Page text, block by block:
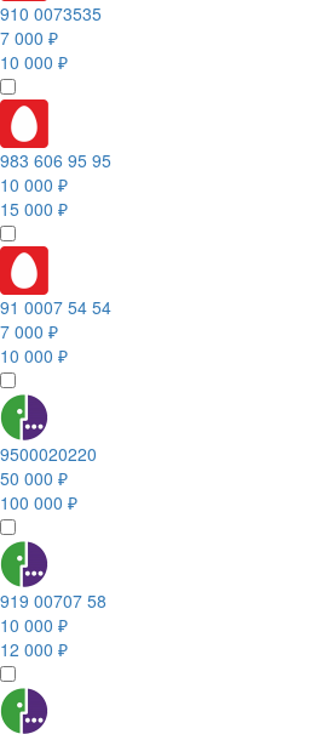
910 0073535
7 000 ₽
10 000 ₽
983 606 95 95
10 000 ₽
15 000 ₽
91 0007 54 54
7 000 ₽
10 000 ₽
9500020220
50 000 ₽
100 000 ₽
919 00707 58
10 000 ₽
12 000 ₽